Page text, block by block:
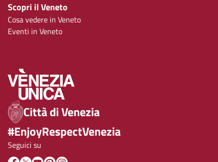
Scopri il Veneto
Cosa vedere in Veneto
Eventi in Veneto
Città di Venezia
#EnjoyRespectVenezia
Seguici su